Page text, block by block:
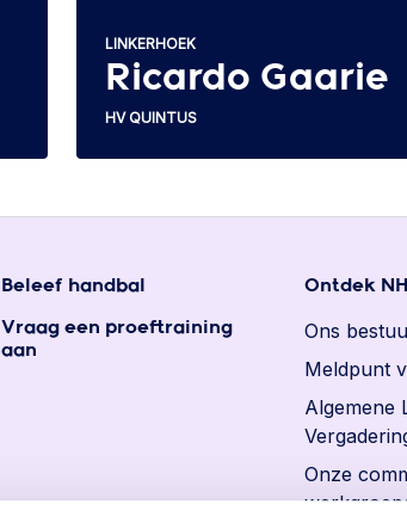
LINKERHOEK
Ricardo Gaarie
HV QUINTUS
Beleef handbal
Vraag een proeftraining
aan
Ontdek
Ons
Meldpunt
Algemene
Onze